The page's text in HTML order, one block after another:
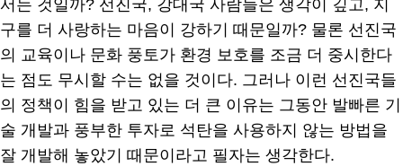
서는 것일까? 선진국, 강대국 사람들은 생각이 깊고, 지
구를 더 사랑하는 마음이 강하기 때문일까? 물론 선진국
의 교육이나 문화 풍토가 환경 보호를 조금 더 중시한다
는 점도 무시할 수는 없을 것이다. 그러나 이런 선진국들
의 정책이 힘을 받고 있는 더 큰 이유는 그동안 발빠른 기
술 개발과 풍부한 투자로 석탄을 사용하지 않는 방법을
잘 개발해 놓았기 때문이라고 필자는 생각한다.